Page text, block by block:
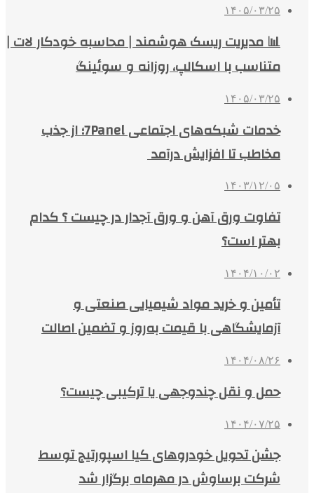
۱۴۰۵/۰۳/۲۵
📊 مدیریت ریسک هوشمند | محاسبه خودکار لات |
متناسب با اسکالپ، روزانه و سوئینگ
۱۴۰۵/۰۳/۲۵
خدمات شبکه‌های اجتماعی 7Panel؛ از جذب
مخاطب تا افزایش درآمد
۱۴۰۳/۱۲/۰۵
تفاوت ورق آهن و ورق آجدار در چیست ؟ کدام
بهتر است؟
۱۴۰۴/۱۰/۰۲
تأمین و خرید مواد شیمیایی صنعتی و
آزمایشگاهی با قیمت به‌روز و تضمین اصالت
۱۴۰۴/۰۸/۲۶
حمل و نقل چندوجهی یا ترکیبی چیست؟
۱۴۰۴/۰۷/۲۵
جشن تحویل خودروهای کیا اسپورتیج توسط
شرکت برساوش در مهرماه برگزار شد